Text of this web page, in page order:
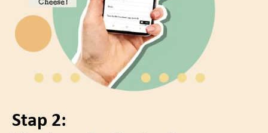
Stap 2: